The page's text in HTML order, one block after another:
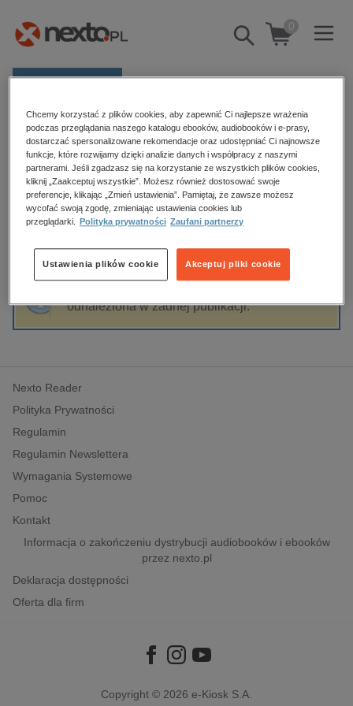
Pokaż/schowaj
wyszukiwarkę
0
Kategorie
Zobacz wszystkie E-prasa
budownictwo, aranżacja wnętrz
biznesowe, branżowe, gospodarka
dzienniki
edukacja
hobby, sport, rozrywka
komputery, internet, technologie, informatyka
polityka, społeczno-informacyjne
psychologiczne
inne
popularno-naukowe
historia
Strona główna Anonim Przygodny
Anonim Przygodny
Sortowanie Filtrowanie
odnaleziona w żadnej publikacji.
Nexto Reader
Polityka Prywatności
Regulamin
Regulamin Newslettera
Wymagania Systemowe
Pomoc
Kontakt
Informacja o zakończeniu dystrybucji audiobooków i ebooków
przez nexto.pl
Deklaracja dostępności
Oferta dla firm
Copyright © 2026 e-Kiosk S.A.
Chcemy korzystać z plików cookies, aby zapewnić Ci najlepsze wrażenia
podczas przeglądania naszego katalogu ebooków, audiobooków i e-prasy,
dostarczać spersonalizowane rekomendacje oraz udostępniać Ci najnowsze
funkcje, które rozwijamy dzięki analizie danych i współpracy z naszymi
partnerami. Jeśli zgadzasz się na korzystanie ze wszystkich plików cookies,
kliknij „Zaakceptuj wszystkie”. Możesz również dostosować swoje
preferencje, klikając „Zmień ustawienia”. Pamiętaj, że zawsze możesz
wycofać swoją zgodę, zmieniając ustawienia cookies lub
przeglądarki.
Polityka prywatności Zaufani partnerzy
Akceptuj pliki cookie
Ustawienia plików cookie